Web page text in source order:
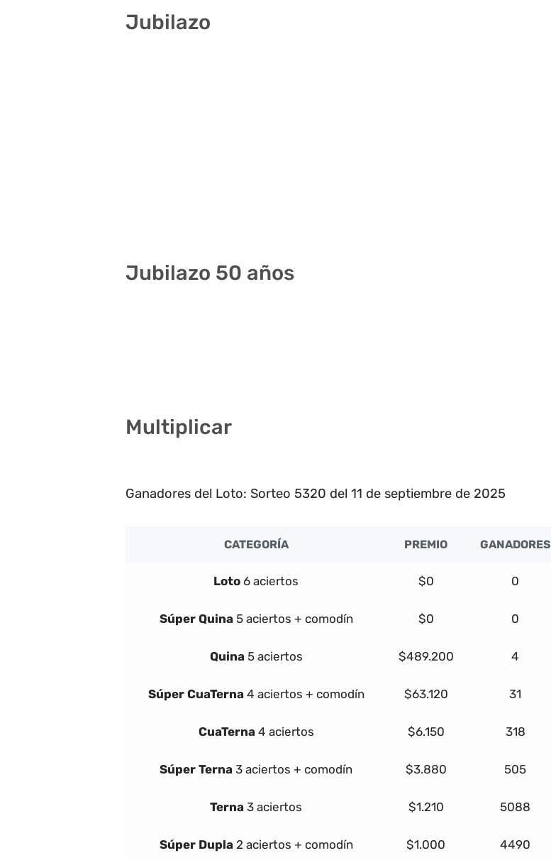
Jubilazo
Jubilazo 50 años
Multiplicar
Ganadores del Loto: Sorteo 5320 del 11 de septiembre de 2025
CATEGORÍA PREMIO GANADORES
Loto 6 aciertos $0 0
Súper Quina 5 aciertos + comodín $0 0
Quina 5 aciertos $489.200 4
Súper CuaTerna 4 aciertos + comodín $63.120 31
CuaTerna 4 aciertos $6.150 318
Súper Terna 3 aciertos + comodín $3.880 505
Terna 3 aciertos $1.210 5088
Súper Dupla 2 aciertos + comodín $1.000 4490